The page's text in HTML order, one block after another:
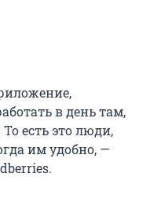
в день там,
есть это люди,
им удобно, —